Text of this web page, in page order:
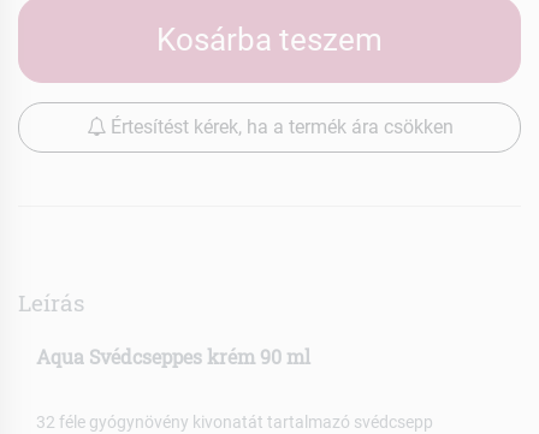
Kosárba teszem
Értesítést kérek, ha a termék ára csökken
Leírás
Aqua Svédcseppes krém 90 ml
32 féle gyógynövény kivonatát tartalmazó svédcsepp